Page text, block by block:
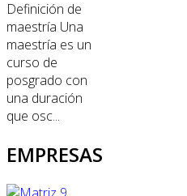
Definición de
maestría Una
maestría es un
curso de
posgrado con
una duración
que osc...
EMPRESAS